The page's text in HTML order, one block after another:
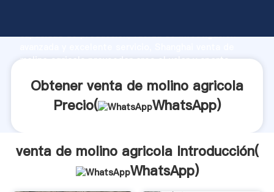
capacidad de producción, fuerza de investigación
molino agricola proveedor crea el valor y aporta
Obtener venta de molino agricola
Precio(
WhatsApp)
venta de molino agricola Introducción(
WhatsApp)